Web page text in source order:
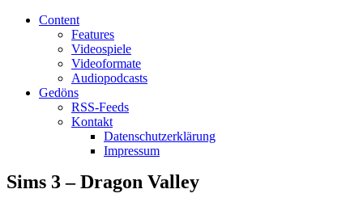
Content
Features
Videospiele
Videoformate
Audiopodcasts
Gedöns
RSS-Feeds
Kontakt
Datenschutzerklärung
Impressum
Sims 3 – Dragon Valley